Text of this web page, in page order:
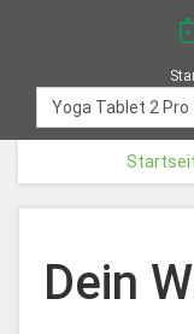
Dein